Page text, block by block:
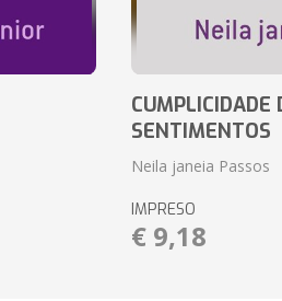
CUMPLICIDADE
SENTIMENTOS
Neila janeia Passos
IMPRESO
€ 9,18